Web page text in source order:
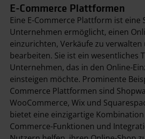
E-Commerce Plattformen
Eine E-Commerce Plattform ist eine
Unternehmen ermöglicht, einen
einzurichten, Verkäufe zu verwalten
bearbeiten. Sie ist ein wesentliches
Unternehmen, das in den Online-
einsteigen möchte. Prominente
Commerce Plattformen sind
WooCommerce, Wix und
bietet eine einzigartige Kombination
Commerce-Funktionen und